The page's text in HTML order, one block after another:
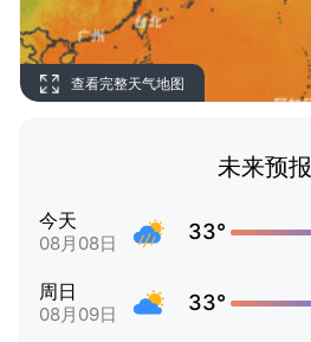
查看完整天气地图
未来预报
今天
08月08日 33°
周日
08月09日 33°